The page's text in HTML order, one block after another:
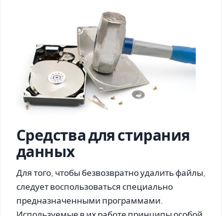
Средства для стирания
данных
Для того, чтобы безвозвратно удалить файлы,
следует воспользоваться специально
предназначенными программами.